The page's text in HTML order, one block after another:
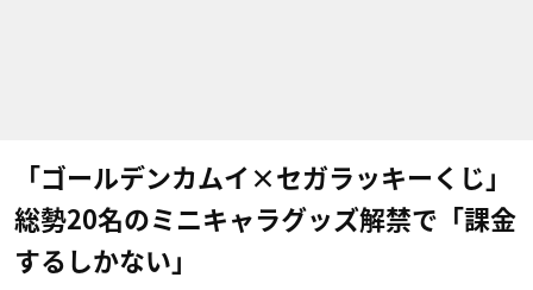
「ゴールデンカムイ×セガラッキーくじ」
総勢20名のミニキャラグッズ解禁で「課金
するしかない」